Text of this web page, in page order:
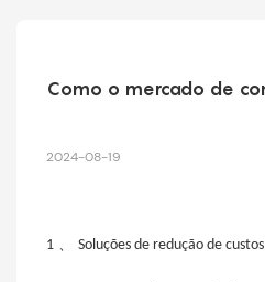
Como o mercado de
2024-08-19
1 Soluções de redução de